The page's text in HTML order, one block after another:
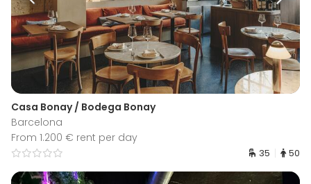
Casa Bonay / Bodega Bonay
Barcelona
From 1.200 € rent per day
35 50